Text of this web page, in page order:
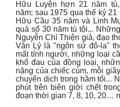
Hữu Luyện hơn 21 năm
năm; sau 1975 qua thế kỷ
Hữu Cầu 35 năm và Linh
quá số 30 năm tù tội...
Nguyễn Chí Thiện giả, đạo
Văn Lý là "ngôn sứ đô-la"
mất tính người, những loại
khổ đau của đồng loại,
nặng của chiếc cùm, mỗi
chuyển dịch trong hầm tối...
phút trên biên giới chết
đoạn thời gian 7, 8, 10, 20…